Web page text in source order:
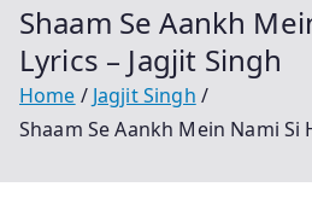
Shaam Se Aankh
Lyrics – Jagjit Singh
Home
Jagjit Singh
Shaam Se Aankh Mein Nami Si